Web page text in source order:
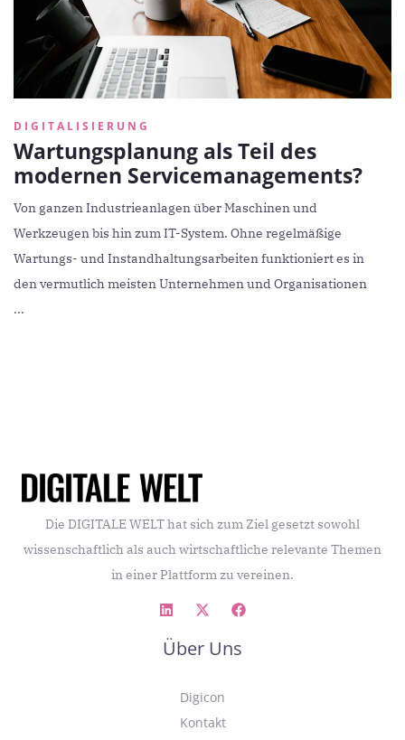
DIGITALISIERUNG
Wartungsplanung als Teil des
modernen Servicemanagements?
Von ganzen Industrieanlagen über Maschinen und
Werkzeugen bis hin zum IT-System. Ohne regelmäßige
Wartungs- und Instandhaltungsarbeiten funktioniert es in
den vermutlich meisten Unternehmen und Organisationen
...
Die DIGITALE WELT hat sich zum Ziel gesetzt sowohl
wissenschaftlich als auch wirtschaftliche relevante Themen
in einer Plattform zu vereinen.
Über Uns
Digicon
Kontakt